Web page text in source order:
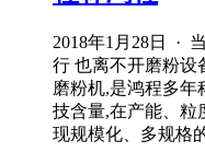
2018年1月28日 ·
行 也离不开磨粉设
磨粉机,是鸿程多年
技含量,在产能、粒
现规模化、多规格